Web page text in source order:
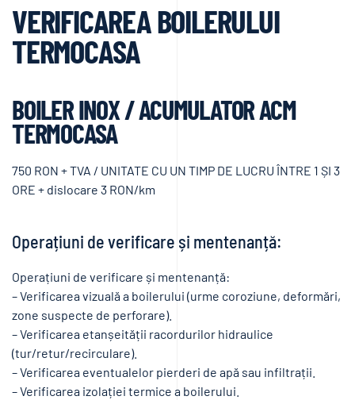
VERIFICAREA BOILERULUI
TERMOCASA
BOILER INOX / ACUMULATOR ACM
TERMOCASA
750 RON + TVA / UNITATE CU UN TIMP DE LUCRU ÎNTRE 1 ȘI 3
ORE + dislocare 3 RON/km
Operațiuni de verificare și mentenanță:
Operațiuni de verificare și mentenanță:
– Verificarea vizuală a boilerului (urme coroziune, deformări,
zone suspecte de perforare).
– Verificarea etanșeității racordurilor hidraulice
(tur/retur/recirculare).
– Verificarea eventualelor pierderi de apă sau infiltrații.
– Verificarea izolației termice a boilerului.